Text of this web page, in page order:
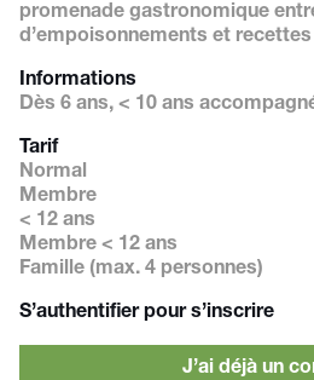
promenade gastronomique
d’empoisonnements et
Informations
Dès 6 ans, < 10 ans
Tarif
Normal
Membre
< 12 ans
Membre < 12 ans
Famille (max. 4 personnes)
S’authentifier pour s’inscrire
J’ai déjà